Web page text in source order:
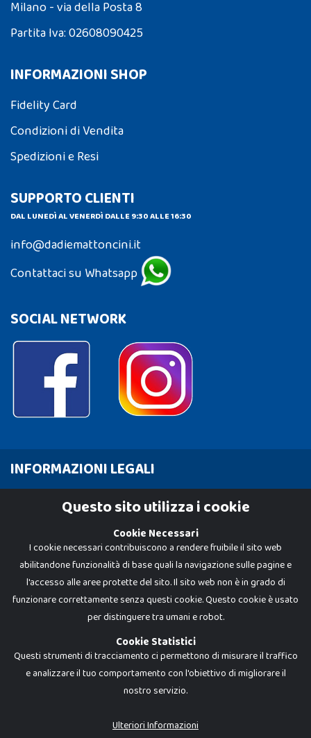
Milano - via della Posta 8
Partita Iva: 02608090425
INFORMAZIONI SHOP
Fidelity Card
Condizioni di Vendita
Spedizioni e Resi
SUPPORTO CLIENTI
DAL LUNEDÌ AL VENERDÌ DALLE 9:30 ALLE 16:30
info@dadiemattoncini.it
Contattaci su Whatsapp
SOCIAL NETWORK
INFORMAZIONI LEGALI
Cookie Policy
Dadi e Mattoncini è un brand di Giocabene Srl. Ogni riproduzione o utilizzo non
I prezzi e le promozioni pubblicate potrebbero differire da quanto esposto in
Questo sito utilizza i cookie
Cookie Necessari
I cookie necessari contribuiscono a rendere fruibile il sito web
abilitandone funzionalità di base quali la navigazione sulle pagine e
l'accesso alle aree protette del sito. Il sito web non è in grado di
funzionare correttamente senza questi cookie. Questo cookie è usato
per distinguere tra umani e robot.
Cookie Statistici
Questi strumenti di tracciamento ci permettono di misurare il traffico
e analizzare il tuo comportamento con l'obiettivo di migliorare il
nostro servizio.
Ulteriori Informazioni